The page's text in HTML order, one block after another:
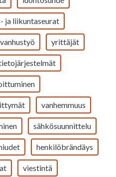
ja liikuntaseurat
vanhustyö yrittäjät
vanhemmuus
sähkösuunnittelu
henkilöbrändäys
viestintä